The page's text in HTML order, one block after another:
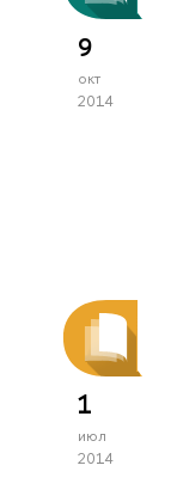
9
окт
2014
1
июл
2014